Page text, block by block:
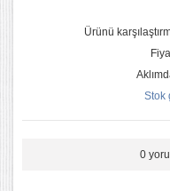
Ürünü
Stok
0